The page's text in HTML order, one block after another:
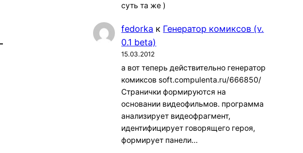
суть та же )
fedorka к Генератор комиксов (v.
0.1 beta)
15.03.2012
а вот теперь действительно генератор
комиксов soft.compulenta.ru/666850/
Странички формируются на
основании видеофильмов. программа
анализирует видеофрагмент,
идентифицирует говорящего героя,
формирует панели…